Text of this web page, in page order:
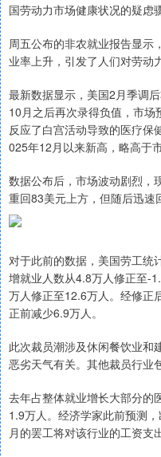
国劳动力市场健康状况的疑
周五公布的非农就业报告显示
业率上升，引发了人们对劳动
最新数据显示，美国2月季调
10月之后再次录得负值，市
反应了白宫活动导致的医疗保
025年12月以来新高，略高于
数据公布后，市场波动剧烈，
重回83美元上方，但随后迅速
对于此前的数据，美国劳工统
增就业人数从4.8万人修正至-
万人修正至12.6万人。经修正
正前减少6.9万人。
此次裁员潮涉及休闲餐饮业和
恶劣天气有关。其他裁员行业
去年占整体就业增长大部分的
1.9万人。经济学家此前预测
月的罢工将对该行业的工资支